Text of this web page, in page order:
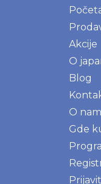
Akcije
O
Blog
O
Gde